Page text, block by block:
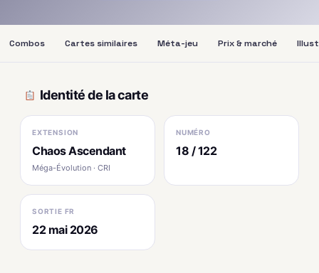
Combos Cartes similaires Méta-jeu Prix & marché
Identité de la carte
EXTENSION
Chaos Ascendant
Méga-Évolution · CRI
NUMÉRO
18 / 122
SORTIE FR
22 mai 2026